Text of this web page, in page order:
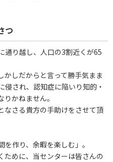
つ
通り越し、人口の3割近くが65
かしだからと言って勝手気まま
侵され、認知症に陥いり知的・
かねません。
なさる貴方の手助けをさせて頂
を作り、余暇を楽しむ」。
ために、当センターは皆さんの